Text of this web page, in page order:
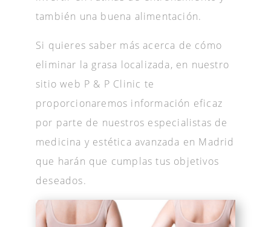
también una buena alimentación.
Si quieres saber más acerca de cómo
eliminar la grasa localizada, en nuestro
sitio web P & P Clinic te
proporcionaremos información eficaz
por parte de nuestros especialistas de
medicina y estética avanzada en Madrid
que harán que cumplas tus objetivos
deseados.